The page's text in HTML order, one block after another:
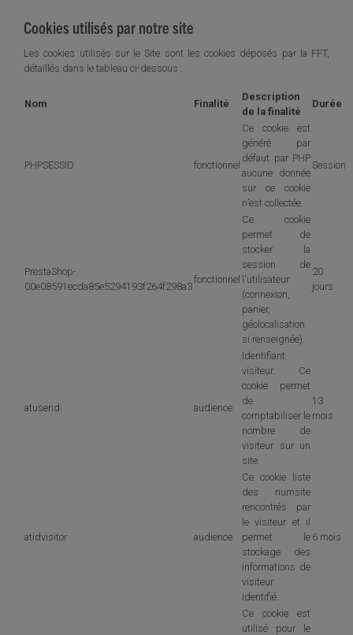
Cookies utilisés par notre site
Les cookies utilisés sur le Site sont les cookies déposés par la FFT,
détaillés dans le tableau ci-dessous :
Nom Finalité
Description
de la finalité
Durée
PHPSESSID fonctionnel
Ce cookie est
généré par
défaut par PHP
aucune donnée
sur ce cookie
n’est collectée.
Session
PrestaShop-
00e08591ecda85e5294193f264f298a3
fonctionnel
Ce cookie
permet de
stocker la
session de
l'utilisateur
(connexion,
panier,
géolocalisation
si renseignée).
20
jours
atuserid audience
Identifiant
visiteur. Ce
cookie permet
de
comptabiliser le
nombre de
visiteur sur un
site.
13
mois
atidvisitor audience
Ce cookie liste
des numsite
rencontrés par
le visiteur et il
permet le
stockage des
informations de
visiteur
identifié.
6 mois
Ce cookie est
utilisé pour le